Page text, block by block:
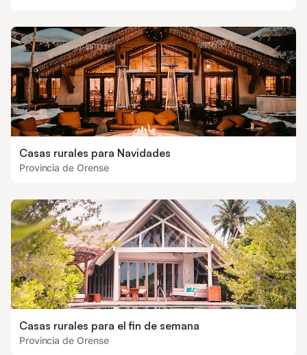
Casas rurales para Navidades
Provincia de Orense
Casas rurales para el fin de semana
Provincia de Orense